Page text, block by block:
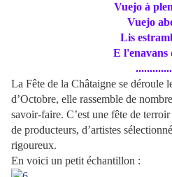
Vuejo à
Vuejo
Lis
E l'enavans
La Fête de la Châtaigne se déroule
d’Octobre, elle rassemble de
savoir-faire. C’est une fête de
de producteurs, d’artistes
rigoureux.
En voici un petit échantillon :